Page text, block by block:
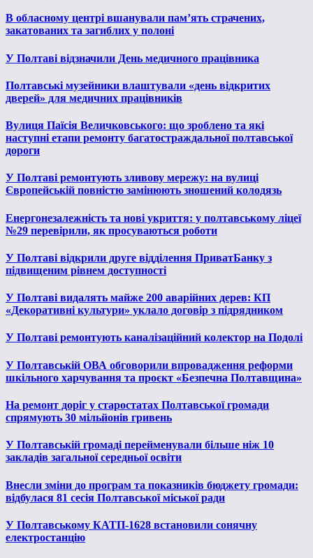
В обласному центрі вшанували пам’ять страчених,
закатованих та загиблих у полоні
У Полтаві відзначили День медичного працівника
Полтавські музейники влаштували «день відкритих
дверей» для медичних працівників
Вулиця Паїсія Величковського: що зроблено та які
наступні етапи ремонту багатостраждальної полтавської
дороги
У Полтаві ремонтують зливову мережу: на вулиці
Європейській повністю замінюють зношений колодязь
Енергонезалежність та нові укриття: у полтавському ліцеї
№29 перевірили, як просуваються роботи
У Полтаві відкрили друге відділення ПриватБанку з
підвищеним рівнем доступності
У Полтаві видалять майже 200 аварійних дерев: КП
«Декоративні культури» уклало договір з підрядником
У Полтаві ремонтують каналізаційний колектор на Подолі
У Полтавській ОВА обговорили впровадження реформи
шкільного харчування та проєкт «Безпечна Полтавщина»
На ремонт доріг у старостатах Полтавської громади
спрямують 30 мільйонів гривень
У Полтавській громаді перейменували більше ніж 10
закладів загальної середньої освіти
Внесли зміни до програм та показників бюджету громади:
відбулася 81 сесія Полтавської міської ради
У Полтавському КАТП-1628 встановили сонячну
електростанцію